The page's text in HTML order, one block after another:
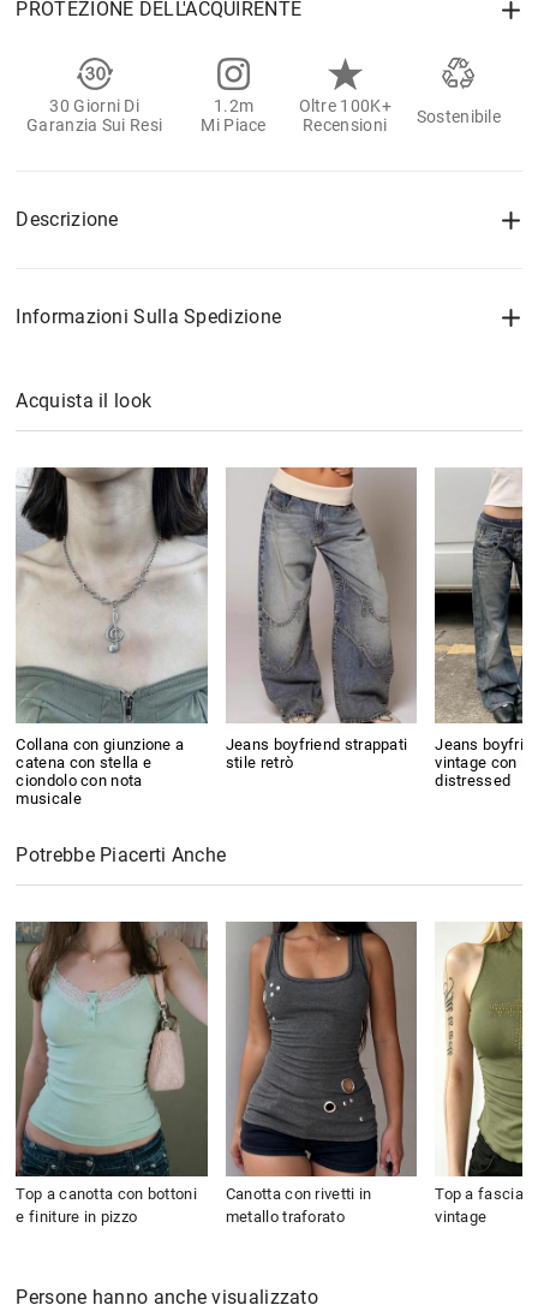
PROTEZIONE DELL'ACQUIRENTE
30 Giorni Di
Garanzia Sui Resi
1.2m
Mi Piace
Oltre 100K+
Recensioni
Sostenibile
Descrizione
Informazioni Sulla Spedizione
Acquista il look
Collana con giunzione a
catena con stella e
ciondolo con nota
musicale
Jeans boyfriend strappati
stile retrò
Jeans
vintage con
distressed
Potrebbe Piacerti Anche
Top a canotta con bottoni
e finiture in pizzo
Canotta con rivetti in
metallo traforato
Top a fascia
vintage
Persone hanno anche visualizzato